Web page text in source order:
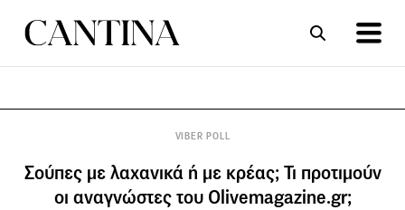
VIBER POLL
Σούπες με λαχανικά ή με κρέας; Τι προτιμούν
οι αναγνώστες του Olivemagazine.gr;